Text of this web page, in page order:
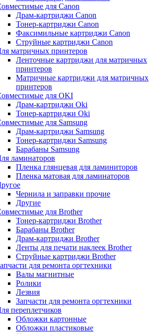
для Canon
Драм-картриджи Canon
Тонер-картриджи Canon
Факсимильные картриджи Canon
Струйные картриджи Canon
матричных принтеров
Ленточные картриджи для матричных
принтеров
Матричные картриджи для матричных
принтеров
для OKI
Драм-картриджи Oki
Тонер-картриджи Oki
для Samsung
Драм-картриджи Samsung
Тонер-картриджи Samsung
Барабаны Samsung
ламинаторов
Пленка глянцевая для ламиниторов
Пленка матовая для ламинаторов
Чернила и заправки прочие
Другие
для Brother
Тонер-картриджи Brother
Барабаны Brother
Драм-картриджи Brother
Ленты для печати наклеек Brother
Струйные картриджи Brother
для ремонта оргтехники
Валы магнитные
Ролики
Лезвия
Запчасти для ремонта оргтехники
переплетчиков
Обложки картонные
Обложки пластиковые